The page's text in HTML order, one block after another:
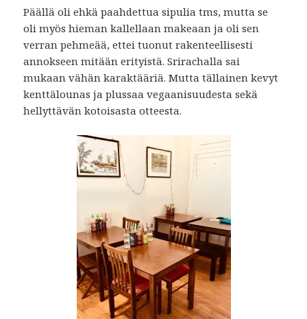
Päällä oli ehkä paahdettua sipulia tms, mutta se
oli myös hieman kallellaan makeaan ja oli sen
verran pehmeää, ettei tuonut rakenteellisesti
annokseen mitään erityistä. Srirachalla sai
mukaan vähän karaktääriä. Mutta tällainen kevyt
kenttälounas ja plussaa vegaanisuudesta sekä
hellyttävän kotoisasta otteesta.